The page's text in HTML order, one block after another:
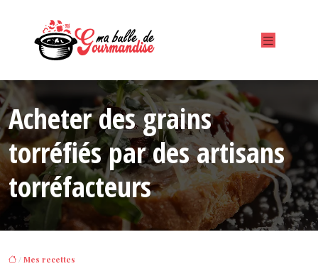
Acheter des grains
torréfiés par des artisans
torréfacteurs
/ Mes recettes